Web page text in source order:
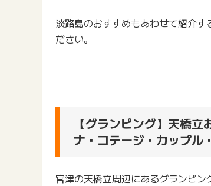
淡路島のおすすめもあわせて紹介
ださい。
【グランピング】天橋
ナ・コテージ・カップル
宮津の天橋立周辺にあるグランピ